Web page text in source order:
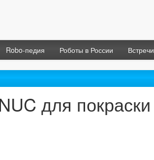
Robo-педия Роботы в России Встречи
для покраски